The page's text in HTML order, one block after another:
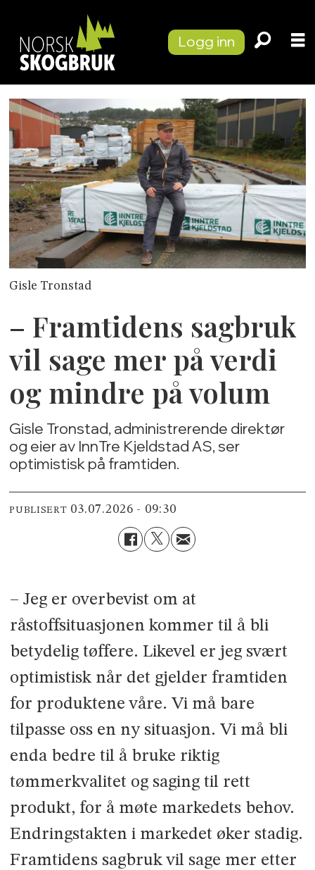
Logg inn
Gisle Tronstad
– Framtidens sagbruk
vil sage mer på verdi
og mindre på volum
Gisle Tronstad, administrerende direktør
og eier av InnTre Kjeldstad AS, ser
optimistisk på framtiden.
PUBLISERT 03.07.2026 - 09:30
– Jeg er overbevist om at
råstoffsituasjonen kommer til å bli
betydelig tøffere. Likevel er jeg svært
optimistisk når det gjelder framtiden
for produktene våre. Vi må bare
tilpasse oss en ny situasjon. Vi må bli
enda bedre til å bruke riktig
tømmerkvalitet og saging til rett
produkt, for å møte markedets behov.
Endringstakten i markedet øker stadig.
Framtidens sagbruk vil sage mer etter